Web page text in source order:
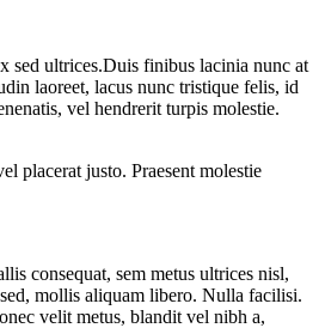
sed ultrices.Duis finibus lacinia nunc at
laoreet, lacus nunc tristique felis, id
vel hendrerit turpis molestie.
placerat justo. Praesent molestie
consequat, sem metus ultrices nisl,
mollis aliquam libero. Nulla facilisi.
velit metus, blandit vel nibh a,